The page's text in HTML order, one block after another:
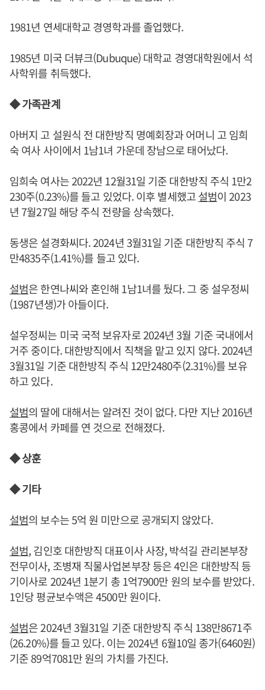
1981년 연세대학교 경영학과를 졸업했다.
1985년 미국 더뷰크(Dubuque) 대학교 경영대학원에서 석
사학위를 취득했다.
◆ 가족관계
아버지 고 설원식 전 대한방직 명예회장과 어머니 고 임희
숙 여사 사이에서 1남1녀 가운데 장남으로 태어났다.
임희숙 여사는 2022년 12월31일 기준 대한방직 주식 1만2
230주(0.23%)를 들고 있었다. 이후 별세했고설범이 2023
년 7월27일 해당 주식 전량을 상속했다.
동생은 설경화씨다. 2024년 3월31일 기준 대한방직 주식 7
만4835주(1.41%)를 들고 있다.
설범은 한연나씨와 혼인해 1남1녀를 뒀다. 그 중 설우정씨
(1987년생)가 아들이다.
설우정씨는 미국 국적 보유자로 2024년 3월 기준 국내에서
거주 중이다. 대한방직에서 직책을 맡고 있지 않다. 2024년
3월31일 기준 대한방직 주식 12만2480주(2.31%)를 보유
하고 있다.
설범의 딸에 대해서는 알려진 것이 없다. 다만 지난 2016년
홍콩에서 카페를 연 것으로 전해졌다.
◆ 상훈
◆ 기타
설범의 보수는 5억 원 미만으로 공개되지 않았다.
설범, 김인호 대한방직 대표이사 사장, 박석길 관리본부장
전무이사, 조병재 직물사업본부장 등은 4인은 대한방직 등
기이사로 2024년 1분기 총 1억7900만 원의 보수를 받았다.
1인당 평균보수액은 4500만 원이다.
설범은 2024년 3월31일 기준 대한방직 주식 138만8671주
(26.20%)를 들고 있다. 이는 2024년 6월10일 종가(6460원)
기준 89억7081만 원의 가치를 가진다.